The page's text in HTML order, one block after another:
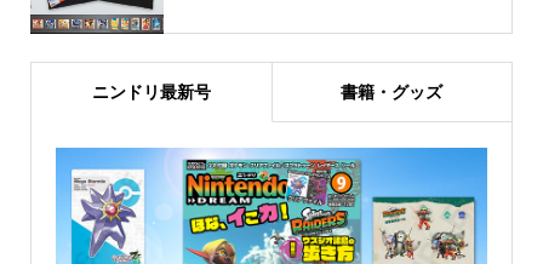
ニンドリ最新号 書籍・グッズ